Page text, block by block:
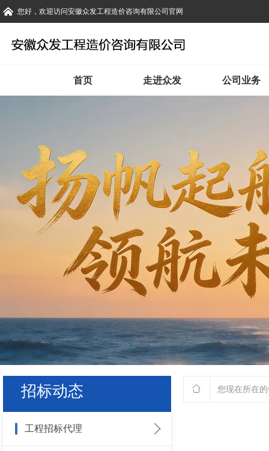
您好，欢迎访问安徽众发工程造价咨询有限公司官网
首页 走进众发 公司业务
招标动态
工程招标代理
您现在所在